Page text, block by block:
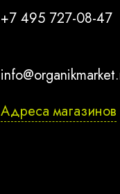
+7 495 727-08-47
Адреса магазинов